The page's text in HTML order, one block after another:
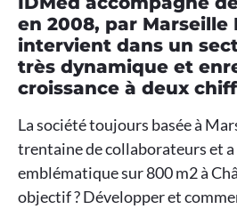
en 2008, par Marseille
intervient dans un
très dynamique et
croissance à deux
La société toujours basée à
trentaine de collaborateurs et
emblématique sur 800 m2 à
objectif ? Développer et